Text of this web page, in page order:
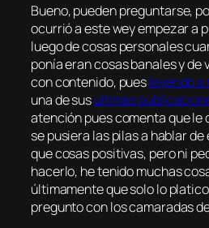
Bueno, pueden preguntarse,
ocurrió a este wey empezar a
luego de cosas personales
ponía eran cosas banales y de
con contenido, puesleyendo a
una de susultimas
atención pues comenta que le
se pusiera las pilas a hablar
que cosas positivas, pero ni
hacerlo, he tenido muchas
últimamente que solo lo
pregunto con los camaradas